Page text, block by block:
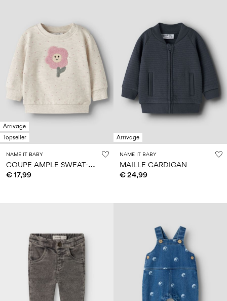
Arrivage
Topseller
NAME IT BABY
C
OUPE AMPLE SWEAT-SHIRT
€ 17,99
Arrivage
NAME IT BABY
MAILLE CARDIGAN
€ 24,99